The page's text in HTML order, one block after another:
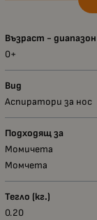
Възраст - диапазон
0+
Вид
Аспиратори за нос
Подходящ за
Момичета
Момчета
Тегло (кг.)
0.20